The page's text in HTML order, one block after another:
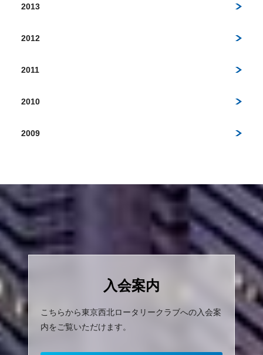
2013
2012
2011
2010
2009
入会案内
こちらから東京西北ロータリークラブへの入会案
内をご覧いただけます。